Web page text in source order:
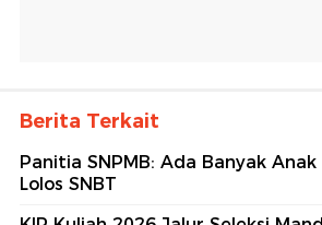
Berita Terkait
Panitia SNPMB: Ada Banyak
Lolos SNBT